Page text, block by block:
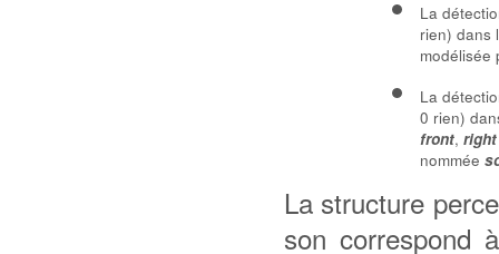
La
rien) dans
modélisée
La
0 rien)
front, right
nommée
La structure
son correspond